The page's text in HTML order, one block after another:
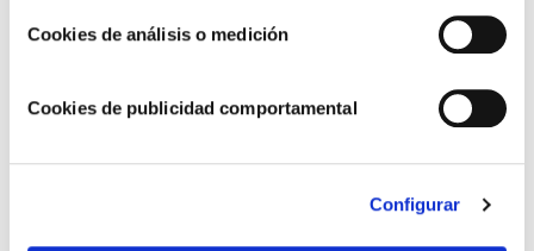
Cookies de análisis o medición
Cookies de publicidad comportamental
Configurar